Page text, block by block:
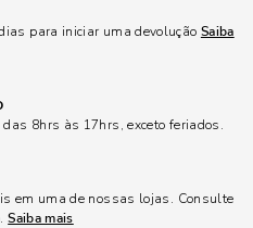
para iniciar uma devolução Saiba
8hrs às 17hrs, exceto feriados.
em uma de nossas lojas. Consulte
Saiba mais